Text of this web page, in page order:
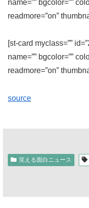
name=”” bgcolor=””
readmore=”on”
[st-card myclass=””
name=”” bgcolor=””
readmore=”on”
source
笑える面白ニュース